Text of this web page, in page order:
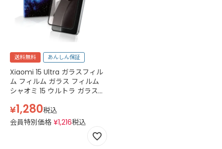
送料無料 あんしん保証
Xiaomi 15 Ultra ガラスフィル
ム フィルム ガラス フィルム
シャオミ 15 ウルトラ ガラス
リー IIJmio ブラック
¥1,280税込
会員特別価格 ¥1,216税込